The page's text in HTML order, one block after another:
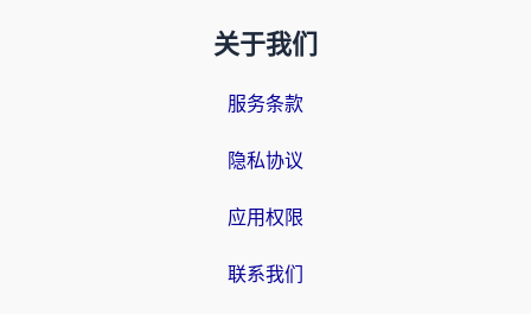
关于我们
服务条款
隐私协议
应用权限
联系我们